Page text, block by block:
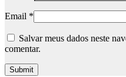
Email *
Salvar meus dados neste
comentar.